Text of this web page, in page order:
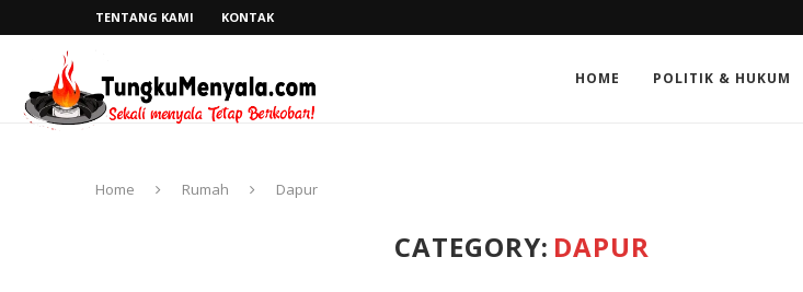
TENTANG KAMI KONTAK
HOME POLITIK & HUKUM
Home Rumah Dapur
CATEGORY: DAPUR